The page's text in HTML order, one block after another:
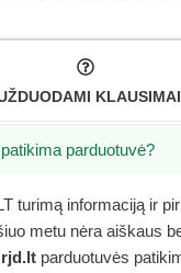
parduotuvė?
turimą informaciją ir
metu nėra aiškaus
rjd.lt parduotuvės